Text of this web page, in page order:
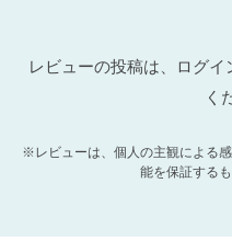
レビューの投稿は、ログイ
く
※レビューは、個人の主観による
能を保証する